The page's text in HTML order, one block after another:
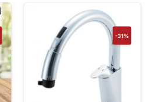
1.940.000 ₫.
là:
1.416.000 ₫.
-31%